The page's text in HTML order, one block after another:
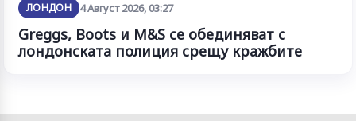
ЛОНДОН 4 Август 2026, 03:27
Greggs, Boots и M&S се обединяват с
лондонската полиция срещу кражбите